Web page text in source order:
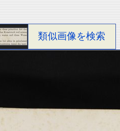
類似画像を検索